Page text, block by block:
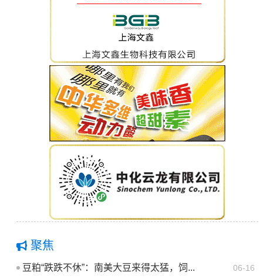
聚焦
06-16
豆粕“跌跌不休”：南美大豆来得太猛，饲...